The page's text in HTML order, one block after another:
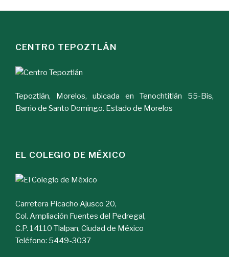
CENTRO TEPOZTLÁN
Tepoztlán, Morelos, ubicada en Tenochtitlán 55-Bis,
Barrio de Santo Domingo. Estado de Morelos
EL COLEGIO DE MÉXICO
Carretera Picacho Ajusco 20,
Col. Ampliación Fuentes del Pedregal,
C.P. 14110 Tlalpan, Ciudad de México
Teléfono: 5449-3037